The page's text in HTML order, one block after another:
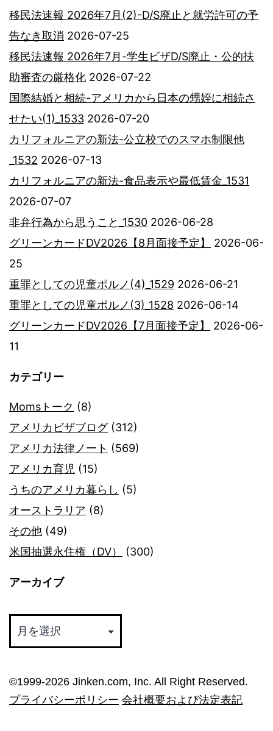
移民法速報 2026年7月(2)-D/S廃止と就労許可の予
告なき取消 2026-07-25
移民法速報 2026年7月-学生ビザD/S廃止・公的扶
助審査の厳格化 2026-07-22
国際結婚と相続-アメリカから日本の甥姪に相続さ
せたい(1)_1533 2026-07-20
カリフォルニアの新法-公立校でのスマホ制限他
_1532 2026-07-13
カリフォルニアの新法-食品表示や最低賃金_1531
2026-07-07
非弁行為から思うこと_1530 2026-06-28
グリーンカードDV2026【8月面接予定】
2026-06-
25
重罪としての児童ポルノ(4)_1529 2026-06-21
重罪としての児童ポルノ(3)_1528 2026-06-14
グリーンカードDV2026【7月面接予定】
2026-06-
11
カテゴリー
Momsトーク (8)
アメリカビザブログ(312)
アメリカ法律ノート (569)
アメリカ育児 (15)
うちのアメリカ暮らし (5)
オーストラリア (8)
その他 (49)
米国抽選永住権（DV）
(300)
アーカイブ
カ
ブ
©︎1999-2026 Jinken.com, Inc. All Right Reserved.
プライバシーポリシー 会社概要および法定表記